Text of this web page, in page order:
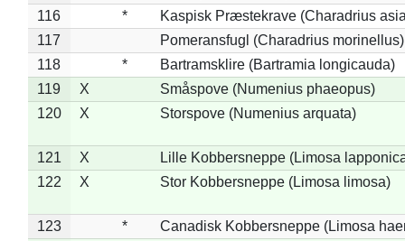
116
*
Kaspisk Præstekrave (Charadrius
117
Pomeransfugl (Charadrius morinellus)
118
*
Bartramsklire (Bartramia longicauda)
119
X
Småspove (Numenius phaeopus)
120
X Storspove (Numenius arquata)
121 X
Lille Kobbersneppe (Limosa
122
X Stor Kobbersneppe (Limosa limosa)
123 *
Canadisk Kobbersneppe (Limosa